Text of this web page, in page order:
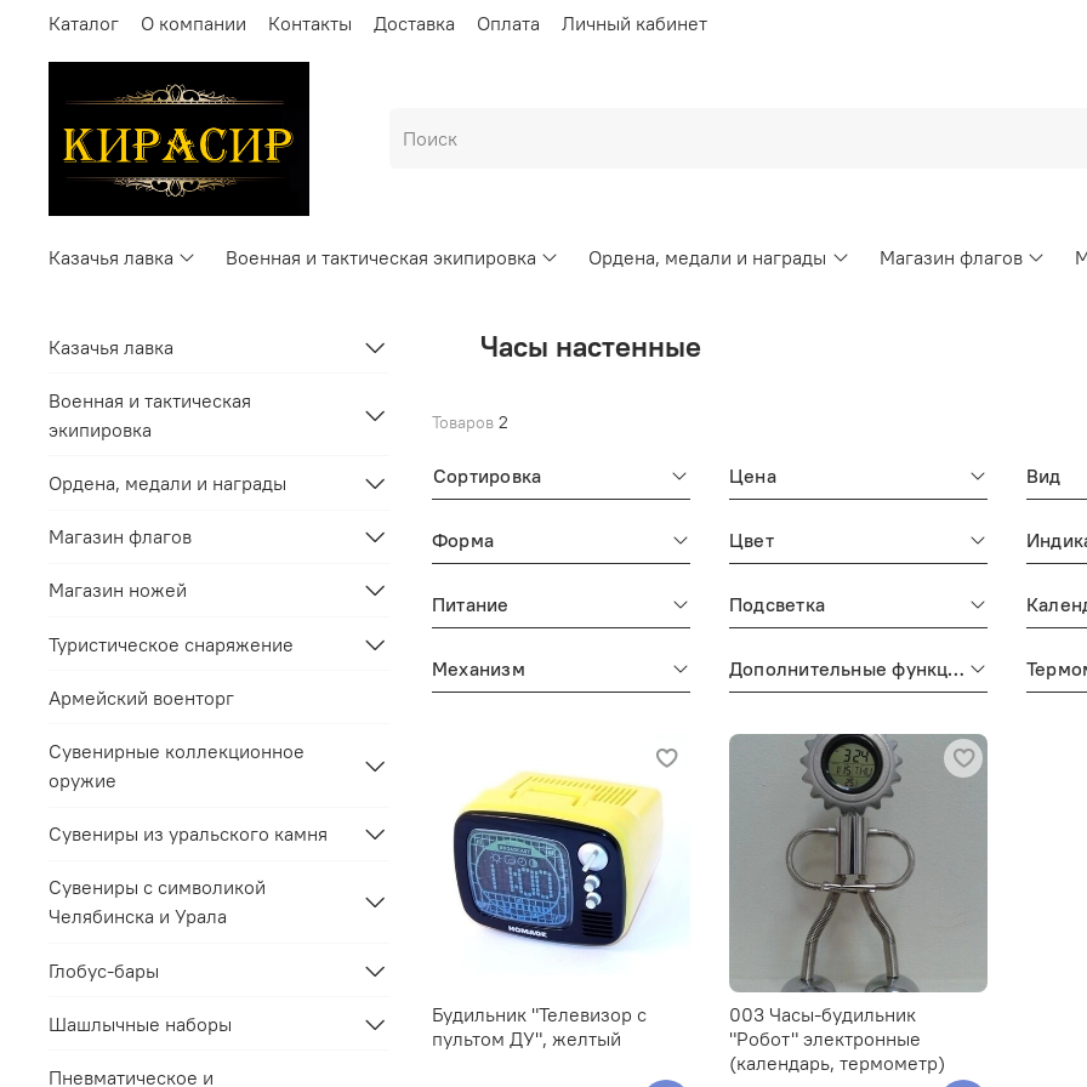
Каталог О компании Контакты Доставка Оплата Личный кабинет
Казачья лавка Военная и тактическая экипировка Ордена, медали и награды Магазин флагов
Часы настенные
Товаров 2
Сортировка Цена Вид
Форма Цвет
Питание Подсветка
Механизм Дополнительные функции
Будильник "Телевизор с
пультом ДУ", желтый
003 Часы-будильник
"Робот" электронные
(календарь, термометр)
Казачья лавка
Военная и тактическая
экипировка
Ордена, медали и награды
Магазин флагов
Магазин ножей
Туристическое снаряжение
Армейский военторг
Сувенирные коллекционное
оружие
Сувениры из уральского камня
Сувениры с символикой
Челябинска и Урала
Глобус-бары
Шашлычные наборы
Пневматическое и